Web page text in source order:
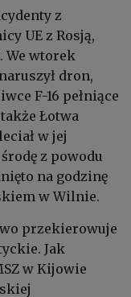
z
UE z Rosją,
We wtorek
dron,
F-16 pełniące
Łotwa
w jej
z powodu
na godzinę
w Wilnie.
przekierowuje
Jak
w Kijowie